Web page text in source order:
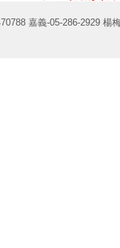
嘉義-05-286-2929 楊